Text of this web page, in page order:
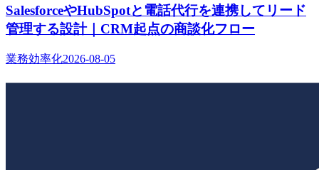
SalesforceやHubSpotと電話代行を連携してリード
管理する設計｜CRM起点の商談化フロー
業務効率化2026-08-05